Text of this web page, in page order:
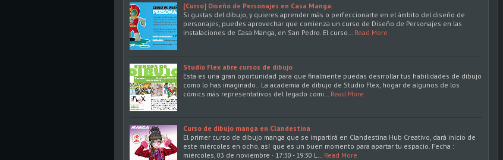
[Curso] Diseño de Personajes en Casa Manga.
Si gustas del dibujo, y quieres aprender más o perfeccionarte en el ámbito del diseño de
personajes, puedes aprovechar que comienza un curso de Diseño de Personajes en las
instalaciones de Casa Manga, en San Pedro. El curso…
Read More
Studio Flex abre cursos de dibujo
Esta es una gran oportunidad para que finalmente puedas desrrollar tus habilidades de dibujo
como lo has imaginado.. La academia de dibujo de Studio Flex, hogar de algunos de los
cómics más representativos del legado comi…
Read More
Curso de dibujo manga en Clandestina
El primer curso de dibujo manga que se impartirá en Clandestina Hub Creativo, dará inicio de
este miércoles en ocho, así que es un buen momento para apartar tu espacio. Fecha :
miércoles, 03 de noviembre · 17:30 - 19:30 L…
Read More